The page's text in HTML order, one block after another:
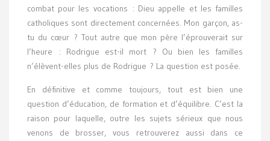
combat pour les vocations : Dieu appelle et les familles
catholiques sont directement concernées. Mon garçon, as-
tu du cœur ? Tout autre que mon père l’éprouverait sur
l’heure : Rodrigue est-il mort ? Ou bien les familles
n’élèvent-elles plus de Rodrigue ? La question est posée.
En définitive et comme toujours, tout est bien une
question d’éducation, de formation et d’équilibre. C’est la
raison pour laquelle, outre les sujets sérieux que nous
venons de brosser, vous retrouverez aussi dans ce